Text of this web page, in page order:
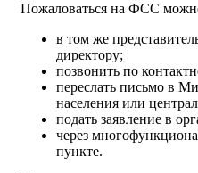
Пожаловаться на ФСС
в том же
директору;
позвонить по
переслать письмо в
населения или
подать заявление в
через
пункте.